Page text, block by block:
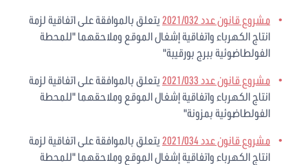
مشروع قانون عدد 2021/032
يتعلق بالموافقة على اتفاقية لزمة
انتاج الكهرباء واتفاقية إشغال الموقع وملاحقهما "للمحطة
الفولطاضوئية ببرج بورقيبة"
مشروع قانون عدد 2021/033
يتعلق بالموافقة على اتفاقية لزمة
انتاج الكهرباء واتفاقية إشغال الموقع وملاحقهما "للمحطة
الفولطاضوئية بمزونة"
مشروع قانون عدد 2021/034
يتعلق بالموافقة على اتفاقية لزمة
انتاج الكهرباء واتفاقية إشغال الموقع وملاحقهما "للمحطة